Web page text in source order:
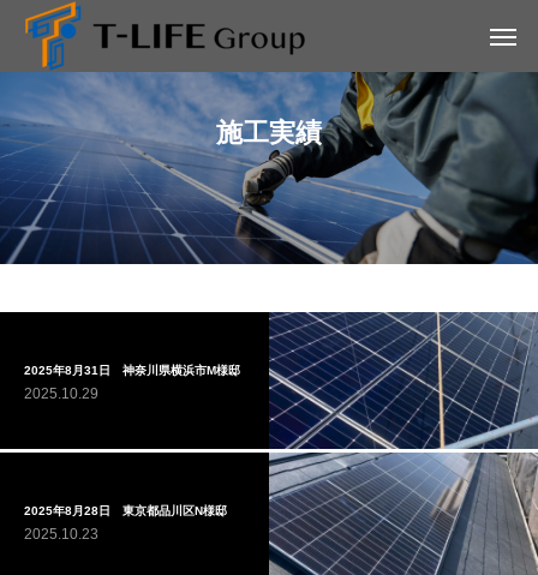
施工実績
2025年8月31日 神奈川県横浜市M様邸
2025.10.29
2025年8月28日 東京都品川区N様邸
2025.10.23